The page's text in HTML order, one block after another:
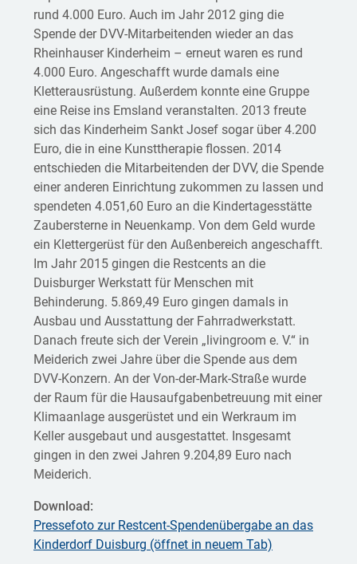
rund 4.000 Euro. Auch im Jahr 2012 ging die
Spende der DVV-Mitarbeitenden wieder an das
Rheinhauser Kinderheim – erneut waren es rund
4.000 Euro. Angeschafft wurde damals eine
Kletterausrüstung. Außerdem konnte eine Gruppe
eine Reise ins Emsland veranstalten. 2013 freute
sich das Kinderheim Sankt Josef sogar über 4.200
Euro, die in eine Kunsttherapie flossen. 2014
entschieden die Mitarbeitenden der DVV, die Spende
einer anderen Einrichtung zukommen zu lassen und
spendeten 4.051,60 Euro an die Kindertagesstätte
Zaubersterne in Neuenkamp. Von dem Geld wurde
ein Klettergerüst für den Außenbereich angeschafft.
Im Jahr 2015 gingen die Restcents an die
Duisburger Werkstatt für Menschen mit
Behinderung. 5.869,49 Euro gingen damals in
Ausbau und Ausstattung der Fahrradwerkstatt.
Danach freute sich der Verein „livingroom e. V.“ in
Meiderich zwei Jahre über die Spende aus dem
DVV-Konzern. An der Von-der-Mark-Straße wurde
der Raum für die Hausaufgabenbetreuung mit einer
Klimaanlage ausgerüstet und ein Werkraum im
Keller ausgebaut und ausgestattet. Insgesamt
gingen in den zwei Jahren 9.204,89 Euro nach
Meiderich.
Download:
Pressefoto zur Restcent-Spendenübergabe an das
Kinderdorf Duisburg (öffnet in neuem Tab)